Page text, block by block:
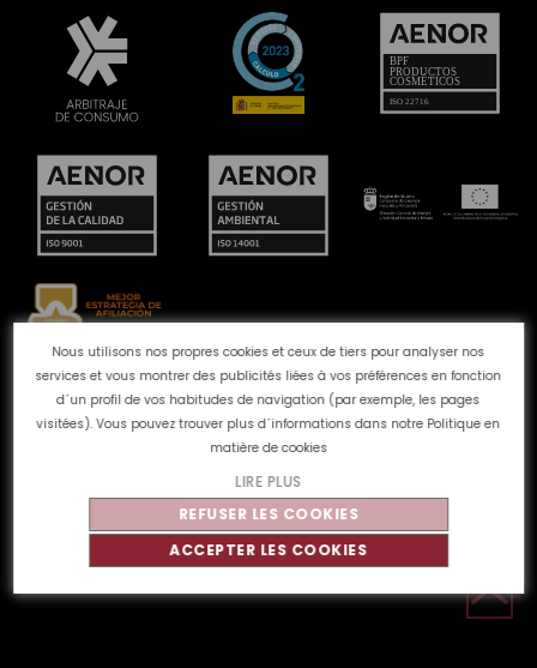
Nous utilisons nos propres cookies et ceux de tiers pour analyser nos
services et vous montrer des publicités liées à vos préférences en fonction
d´un profil de vos habitudes de navigation (par exemple, les pages
visitées). Vous pouvez trouver plus d´informations dans notre Politique en
matière de cookies
LIRE PLUS
REFUSER LES COOKIES
ACCEPTER LES COOKIES
Canal des plaintes Politique de Cookies
Politique de
confidentialité
Avis juridique
Qualité et
2026 - Tous droits réservés